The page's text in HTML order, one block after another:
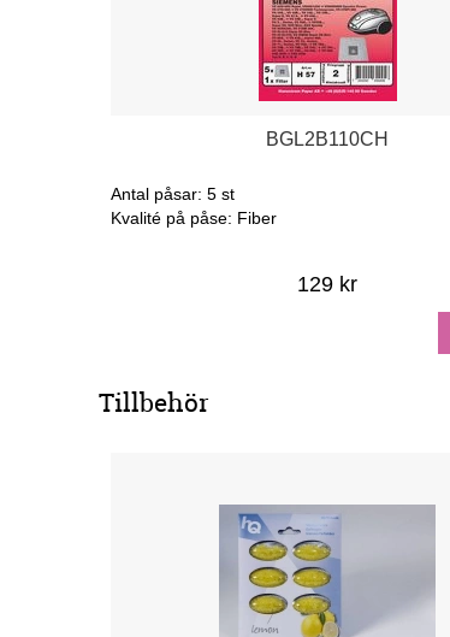
BGL2B110CH
Antal påsar: 5 st
Kvalité på påse: Fiber
129 kr
Tillbehör